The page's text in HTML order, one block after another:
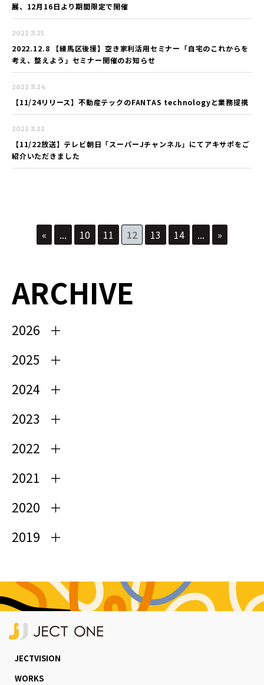
展、12月16日より期間限定で開催
2022.11.25
2022.12.8 【練馬区後援】空き家利活用セミナー「自宅のこれからを
考え、整えよう」セミナー開催のお知らせ
2022.11.24
【11/24リリース】不動産テックのFANTAS technologyと業務提携
2022.11.22
【11/22放送】テレビ朝日「スーパーJチャンネル」にてアキサポをご
紹介いただきました
« ... 10 11 12 13 14 ... »
ARCHIVE
2026
2025
2024
2023
2022
2021
2020
2019
JECTVISION
WORKS